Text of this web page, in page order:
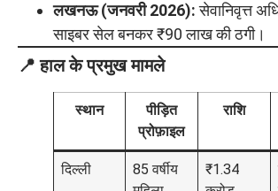
लखनऊ (जनवरी 2026):सेवानिवृत्त
साइबर सेल बनकर ₹90 लाख की ठगी।
📍 हाल के प्रमुख मामले
स्थान
पीड़ित
प्रोफ़ाइल
राशि
दिल्ली
85 वर्षीय
₹1.34